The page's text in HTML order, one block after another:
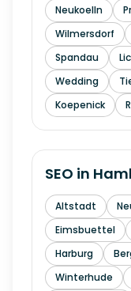
Neukoelln
Wilmersdorf
Spandau
Wedding
Koepenick
SEO in
Altstadt
Eimsbuettel
Harburg
Winterhude